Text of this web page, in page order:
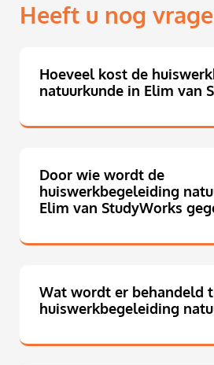
Heeft u nog
Hoeveel kost de
natuurkunde in Elim van
Door wie wordt de
huiswerkbegeleiding
Elim van StudyWorks
Wat wordt er behandeld
huiswerkbegeleiding